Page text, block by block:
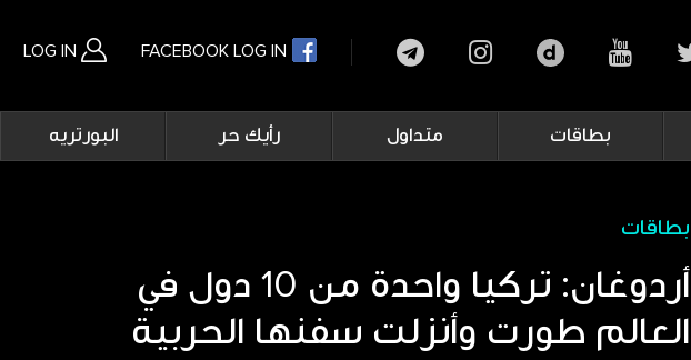
LOG IN FACEBOOK LOG IN
Main
navigation
بطاقات متداول رأيك حر البورتريه
بطاقات
أردوغان: تركيا واحدة من 10 دول في
العالم طورت وأنزلت سفنها الحربية